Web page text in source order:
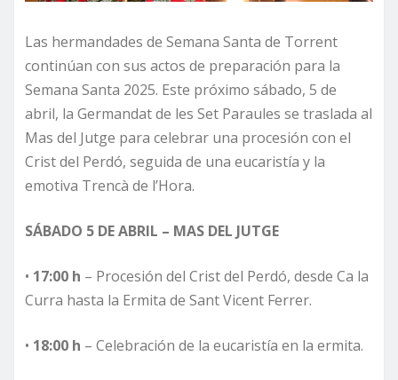
Las hermandades de Semana Santa de Torrent
continúan con sus actos de preparación para la
Semana Santa 2025. Este próximo sábado, 5 de
abril, la Germandat de les Set Paraules se traslada al
Mas del Jutge para celebrar una procesión con el
Crist del Perdó, seguida de una eucaristía y la
emotiva Trencà de l’Hora.
SÁBADO 5 DE ABRIL – MAS DEL JUTGE
• 17:00 h – Procesión del Crist del Perdó, desde Ca la
Curra hasta la Ermita de Sant Vicent Ferrer.
• 18:00 h – Celebración de la eucaristía en la ermita.